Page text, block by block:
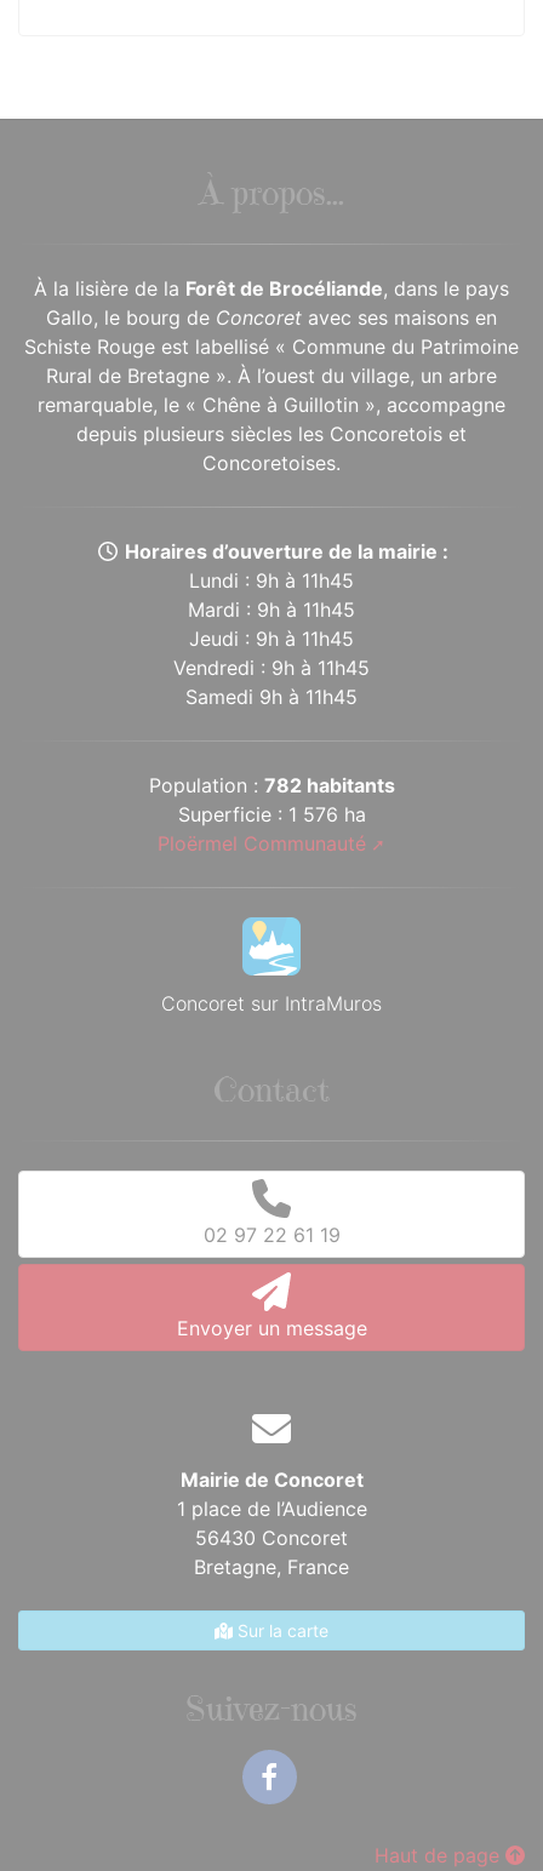
À propos...
À la lisière de la Forêt de Brocéliande, dans le pays
Gallo, le bourg de Concoret avec ses maisons en
Schiste Rouge est labellisé « Commune du Patrimoine
Rural de Bretagne ». À l’ouest du village, un arbre
remarquable, le « Chêne à Guillotin », accompagne
depuis plusieurs siècles les Concoretois et
Concoretoises.
Horaires d’ouverture de la mairie :
Lundi : 9h à 11h45
Mardi : 9h à 11h45
Jeudi : 9h à 11h45
Vendredi : 9h à 11h45
Samedi 9h à 11h45
Population : 782 habitants
Superficie : 1 576 ha
Ploërmel Communauté
Concoret sur IntraMuros
Contact
02 97 22 61 19
Envoyer un message
Mairie de Concoret
1 place de l’Audience
56430 Concoret
Bretagne, France
Sur la carte
Suivez-nous
Haut de page